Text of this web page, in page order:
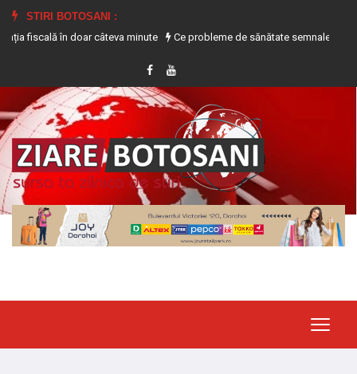
STIRI BOTOSANI :
doar câteva minute
Ce probleme de sănătate semnalează transpirația